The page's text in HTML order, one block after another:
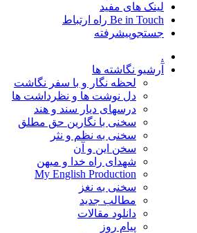
لینک های مفید
Be in Touch راه ارتباط
جستجوپیشرفته
.
آرشیو نگاشته ها
لحظه نگار و با سفر نگاشت
دل نوشت ها و نظرداشت ها
درسهای دیار سند و هند
سخنی با نگارین حق مطلق
سخنی به نظم و نثر
سخن این و آن
شهدای راه خدا و میهن
My English Production
سخنی به نغز
مطالب جدید
دانلود مقالات
پیام روز